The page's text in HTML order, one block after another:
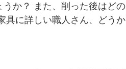
か？ また、削った後はどの
具に詳しい職人さん、どうか